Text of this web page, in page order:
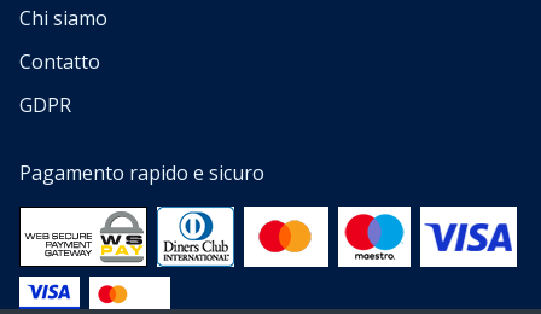
Chi siamo
Contatto
GDPR
Pagamento rapido e sicuro